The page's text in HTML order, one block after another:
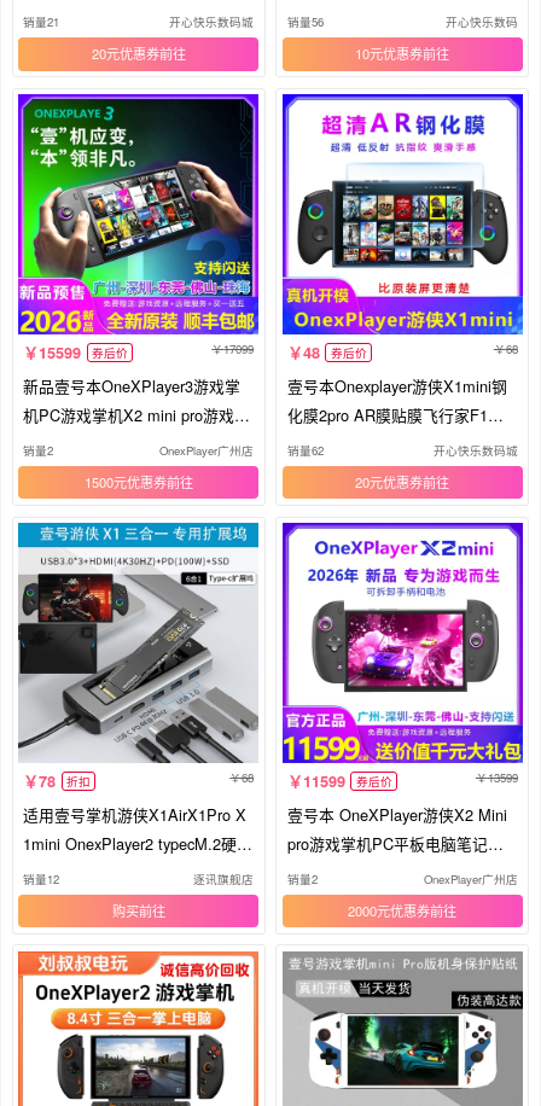
layer游侠X1mini钢化膜屏膜抗指
纹配件
销量21 开心快乐数码城
20元优惠券
件3代
销量56 开心快乐数码
10元优惠券
15599 券后价 17099
新品壹号本OneXPlayer3游戏掌
机PC游戏掌机X2 mini pro游戏机
win
销量2 OnexPlayer广州店
1500元优惠券
48 券后价 68
壹号本Onexplayer游侠X1mini钢
化膜2pro AR膜贴膜飞行家F1钢
化玻璃膜配件 Onexplayer G1
销量62 开心快乐数码城
20元优惠券
78 折扣 68
适用壹号掌机游侠X1AirX1Pro X
1mini OnexPlayer2 typecM.2硬盘
盒扩展坞飞行家F1 ssd多功能usb
扩展hub器hdmi
销量12 逐讯旗舰店
购买
11599 券后价 13599
壹号本 OneXPlayer游侠X2 Mini
pro游戏掌机PC平板电脑笔记本
电脑
销量2 OnexPlayer广州店
2000元优惠券